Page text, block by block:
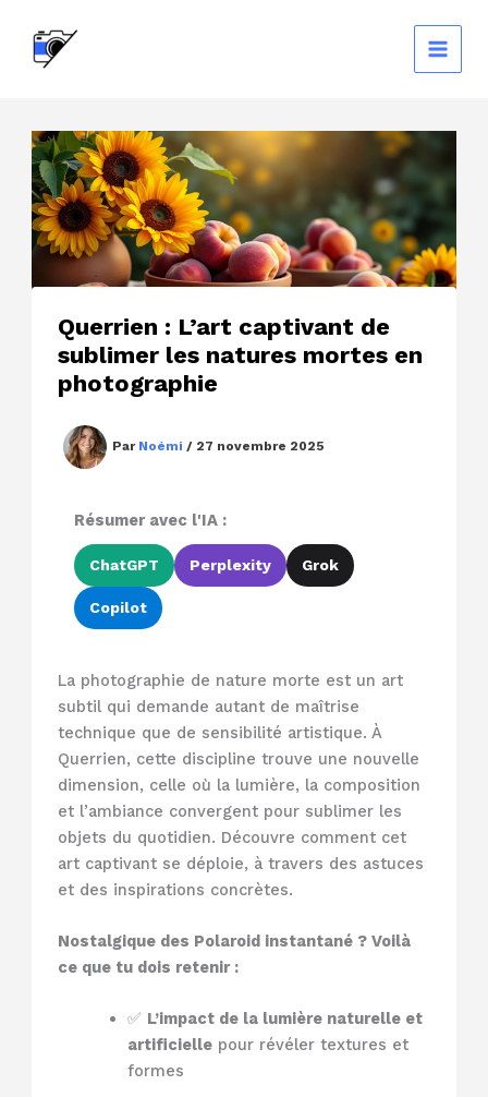
contenu
Querrien : L’art captivant de
sublimer les natures mortes en
photographie
Par Noémi / 27 novembre 2025
Résumer avec l'IA :
ChatGPT Perplexity Grok
Copilot
La photographie de nature morte est un art
subtil qui demande autant de maîtrise
technique que de sensibilité artistique. À
Querrien, cette discipline trouve une nouvelle
dimension, celle où la lumière, la composition
et l’ambiance convergent pour sublimer les
objets du quotidien. Découvre comment cet
art captivant se déploie, à travers des astuces
et des inspirations concrètes.
Nostalgique des Polaroid instantané ? Voilà
ce que tu dois retenir :
✅ L’impact de la lumière naturelle et
artificiellepour révéler textures et
formes